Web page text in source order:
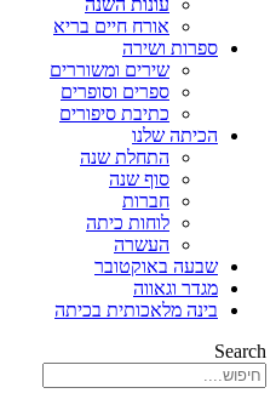
עונות השנה
אורח חיים בריא
ספרות ושירה
שירים ומשוררים
ספרים וסופרים
כתיבת סיפורים
הכיתה שלנו
התחלת שנה
סוף שנה
חברות
לוחות כיתה
העשרה
שבעה באוקטובר
מגדר וגאווה
בינה מלאכותית בכיתה
Search